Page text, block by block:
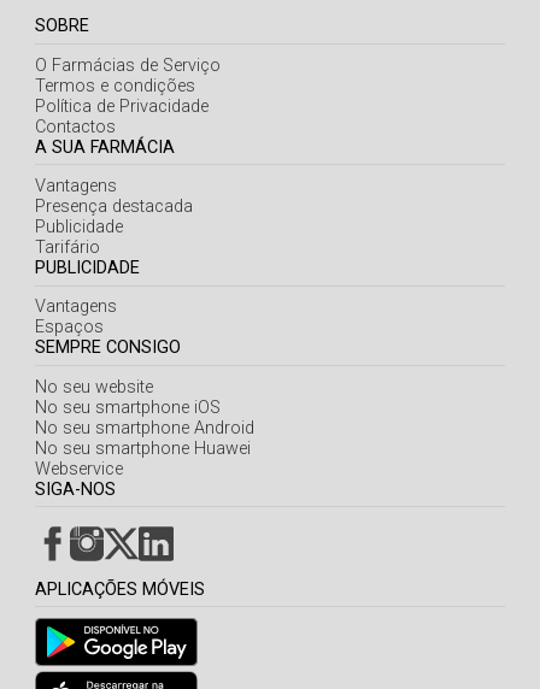
SOBRE
O Farmácias de Serviço
Termos e condições
Política de Privacidade
Contactos
A SUA FARMÁCIA
Vantagens
Presença destacada
Publicidade
Tarifário
PUBLICIDADE
Vantagens
Espaços
SEMPRE CONSIGO
No seu website
No seu smartphone iOS
No seu smartphone Android
No seu smartphone Huawei
Webservice
SIGA-NOS
APLICAÇÕES MÓVEIS